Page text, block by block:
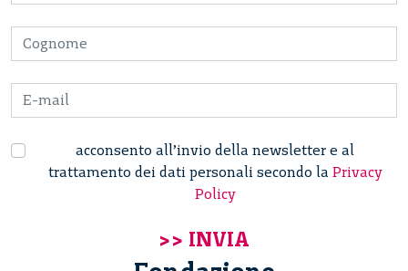
acconsento all’invio della newsletter e al
trattamento dei dati personali secondo la Privacy
Policy